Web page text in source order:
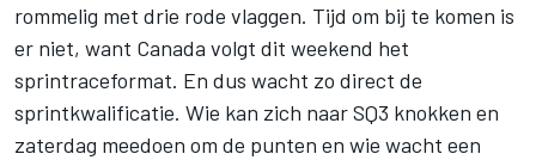
rommelig met drie rode vlaggen. Tijd om bij te komen is
er niet, want Canada volgt dit weekend het
sprintraceformat. En dus wacht zo direct de
sprintkwalificatie. Wie kan zich naar SQ3 knokken en
zaterdag meedoen om de punten en wie wacht een